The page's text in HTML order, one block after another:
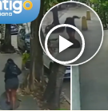
Directo